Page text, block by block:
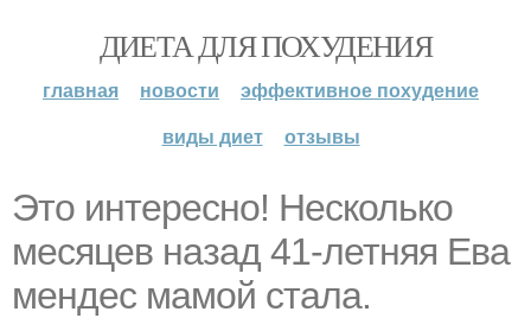
ДИЕТА ДЛЯ ПОХУДЕНИЯ
главная новости
эффективное похудение
виды диет
отзывы
Это интересно! Несколько
месяцев назад 41-летняя Ева
мендес мамой стала.